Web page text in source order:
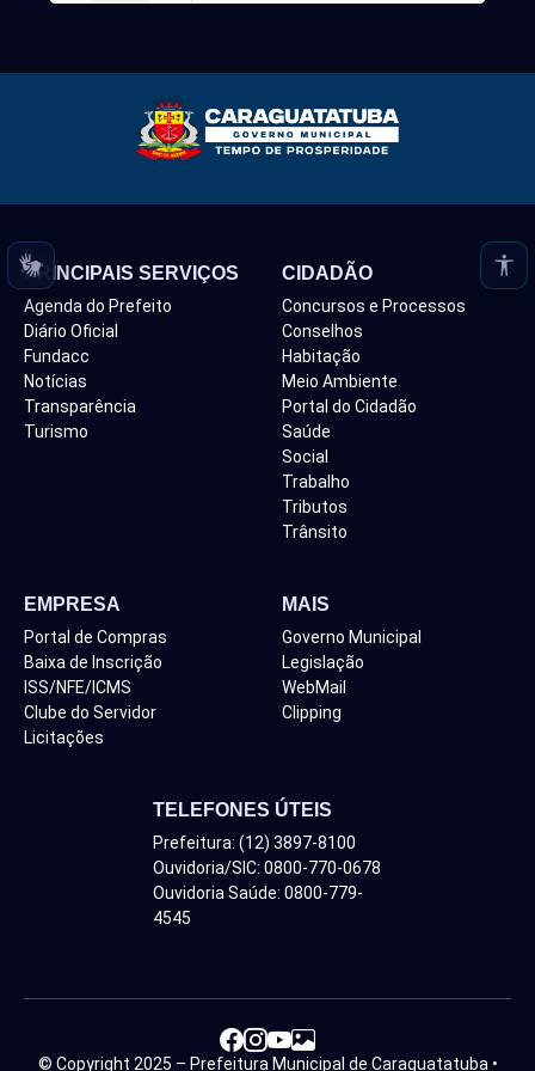
PRINCIPAIS SERVIÇOS
Agenda do Prefeito
Diário Oficial
Fundacc
Notícias
Transparência
Turismo
CIDADÃO
Concursos e Processos
Conselhos
Habitação
Meio Ambiente
Portal do Cidadão
Saúde
Social
Trabalho
Tributos
Trânsito
EMPRESA
Portal de Compras
Baixa de Inscrição
ISS/NFE/ICMS
Clube do Servidor
Licitações
MAIS
Governo Municipal
Legislação
WebMail
Clipping
TELEFONES ÚTEIS
Prefeitura: (12) 3897-8100
Ouvidoria/SIC: 0800-770-0678
Ouvidoria Saúde: 0800-779-
4545
© Copyright 2025 – Prefeitura Municipal de Caraguatatuba •